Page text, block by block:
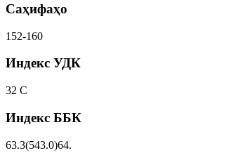
Саҳифаҳо
152-160
Индекс УДК
32 С
Индекс ББК
63.3(543.0)64.